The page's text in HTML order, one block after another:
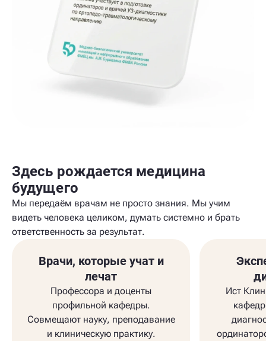
Здесь рождается медицина
будущего
Мы передаём врачам не просто знания. Мы учим
видеть человека целиком, думать системно и брать
ответственность за результат.
Врачи, которые учат и
лечат
Профессора и доценты
профильной кафедры.
Совмещают науку, преподавание
и клиническую практику.
Ист